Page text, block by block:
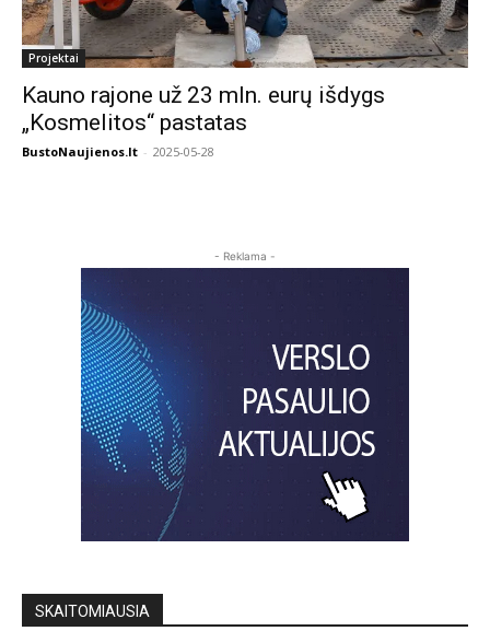
Projektai
Kauno rajone už 23 mln. eurų išdygs
„Kosmelitos“ pastatas
BustoNaujienos.lt - 2025-05-28
- Reklama -
SKAITOMIAUSIA